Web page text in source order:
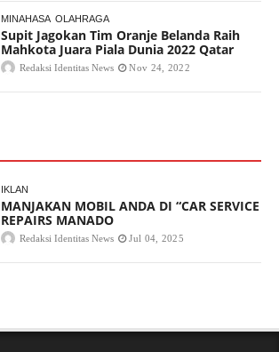
MINAHASA OLAHRAGA
Supit Jagokan Tim Oranje Belanda Raih
Mahkota Juara Piala Dunia 2022 Qatar
Redaksi Identitas News Nov 24, 2022
IKLAN
MANJAKAN MOBIL ANDA DI “CAR SERVICE
REPAIRS MANADO
Redaksi Identitas News Jul 04, 2025